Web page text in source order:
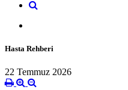
Hasta Rehberi
22 Temmuz 2026